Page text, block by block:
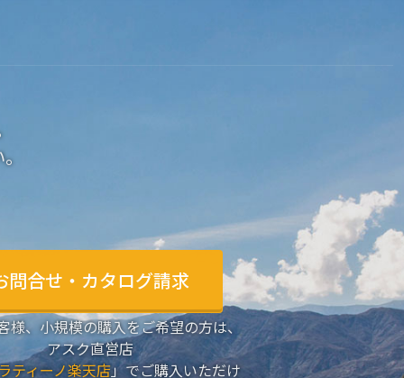
問合せ・カタログ請求
様、小規模の購入をご希望の方は、
アスク直営店
ティーノ楽天店」でご購入いただけ